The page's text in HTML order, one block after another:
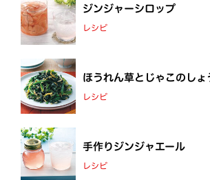
ジンジャーシロップ
レシピ
ほうれん草とじゃこのしょ
レシピ
手作りジンジャエール
レシピ